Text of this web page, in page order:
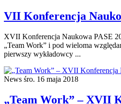
VII Konferencja
XVII Konferencja Naukowa PASE
„Team Work” i pod wieloma
pierwszy wykładowcy ...
News śro. 16 maja 2018
„Team Work” – XVII